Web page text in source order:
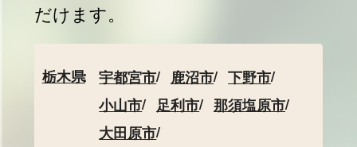
だけます。
栃木県 宇都宮市 鹿沼市
下野市
小山市
足利市
那須塩原市
大田原市